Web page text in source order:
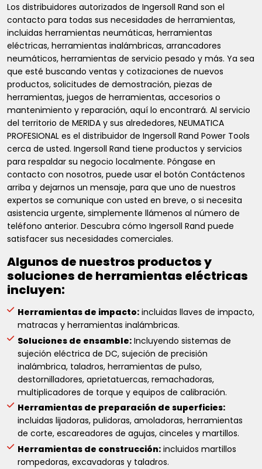
Los distribuidores autorizados de Ingersoll Rand son el
contacto para todas sus necesidades de herramientas,
incluidas herramientas neumáticas, herramientas
eléctricas, herramientas inalámbricas, arrancadores
neumáticos, herramientas de servicio pesado y más. Ya sea
que esté buscando ventas y cotizaciones de nuevos
productos, solicitudes de demostración, piezas de
herramientas, juegos de herramientas, accesorios o
mantenimiento y reparación, aquí lo encontrará. Al servicio
del territorio de MERIDA y sus alrededores, NEUMATICA
PROFESIONAL es el distribuidor de Ingersoll Rand Power Tools
cerca de usted. Ingersoll Rand tiene productos y servicios
para respaldar su negocio localmente. Póngase en
contacto con nosotros, puede usar el botón Contáctenos
arriba y dejarnos un mensaje, para que uno de nuestros
expertos se comunique con usted en breve, o si necesita
asistencia urgente, simplemente llámenos al número de
teléfono anterior. Descubra cómo Ingersoll Rand puede
satisfacer sus necesidades comerciales.
Algunos de nuestros productos y
soluciones de herramientas eléctricas
incluyen:
Herramientas de impacto: incluidas llaves de impacto,
matracas y herramientas inalámbricas.
Soluciones de ensamble: Incluyendo sistemas de
sujeción eléctrica de DC, sujeción de precisión
inalámbrica, taladros, herramientas de pulso,
destornilladores, aprietatuercas, remachadoras,
multiplicadores de torque y equipos de calibración.
Herramientas de preparación de superficies:
incluidas lijadoras, pulidoras, amoladoras, herramientas
de corte, escareadores de agujas, cinceles y martillos.
Herramientas de construcción: incluidos martillos
rompedoras, excavadoras y taladros.